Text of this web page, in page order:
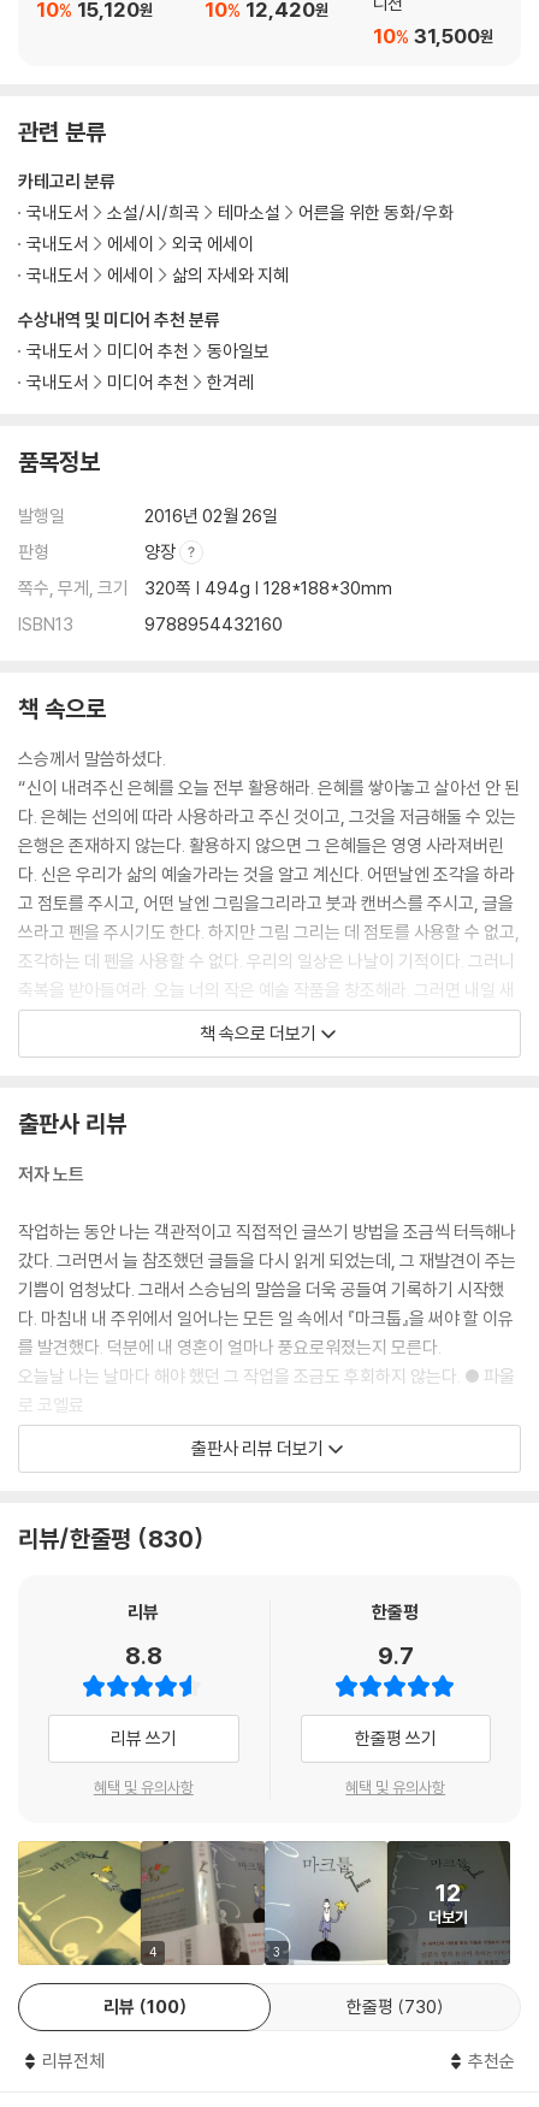
15,120원
10% 12,420원
10%
31,500원
10%
관련 분류
수상내역 및 미디어 추천 분류
국내도서
미디어 추천
동아일보
국내도서
미디어 추천 한겨레
카테고리 분류
국내도서
소설/시/희곡 테마소설
어른을 위한 동화/우화
국내도서
에세이
외국 에세이
국내도서
에세이 삶의 자세와 지혜
품목정보
발행일
2016년 02월 26일
판형
양장
쪽수, 무게, 크기
320쪽 | 494g | 128*188*30mm
ISBN13
9788954432160
책 속으로
스승께서 말씀하셨다.
“신이 내려주신 은혜를 오늘 전부 활용해라. 은혜를 쌓아놓고 살아선 안 된
다. 은혜는 선의에 따라 사용하라고 주신 것이고, 그것을 저금해둘 수 있는
은행은 존재하지 않는다. 활용하지 않으면 그 은혜들은 영영 사라져버린
다. 신은 우리가 삶의 예술가라는 것을 알고 계신다. 어떤날엔 조각을 하라
고 점토를 주시고, 어떤 날엔 그림을그리라고 붓과 캔버스를 주시고, 글을
쓰라고 펜을 주시기도 한다. 하지만 그림 그리는 데 점토를 사용할 수 없고,
조각하는 데 펜을 사용할 수 없다. 우리의 일상은 나날이 기적이다. 그러니
축복을 받아들여라. 오늘 너의 작은 예술 작품을 창조해라. 그러면 내일 새
로운 축복을 받을 것이다.”
행자는 물속에 뛰어드는 것이 죽을 만큼 무서워서 항상 줄 맨 끝에 가서 섰
고, 다른 아이들이 물속으로 뛰어들때마다 곧 차례가 돌아올 것이라는 생
로 첫 번째로 뛰어내리게 했다. 그랬더니 두려움이 완전히 사라지지는 않
았지만, 상황이 빠르게 지나가는 바람에 용기를 낼 수 있었다.
스승께서 말씀하셨다.
“살다 보면 여유를 가져야 할 때가 많다. 그러나 가끔은 소매를 걷어붙이고
상황과 대면해야 한다. 그럴 때 행동을 나중으로 미루는 것보다 더 나쁜 것
은 없다.”
스승께서 말씀하셨다.
“너희가 꿈의 길을 가고 있다면 그 길에 온전히 몸을바쳐라. 빠져나갈 문을
마련해놓지 마라. 이를테면 이런 변명 말이다. ‘이건 내가 원했던 것이 아니
할 때도 그 길을 스스로 감당해라. 현재의 가능성을 받아들인다면, 앞으로
하지 마라. 특히 스스로 부족하다고 여기고 주눅들지 마라. 너희가 잠 못 이
루는 밤에 신께서 너희와 함께 계실 것이다. 신의 사랑이 너희가 남몰래 흘
리는 눈물을 닦아줄 것이다. 신은 용감한 자들 편이다.”
일관되게 행동하려고 애쓰지 마라. 성 바울도 “세상의 지혜가 하느님이 보
시기에는 어리석다”라고 말하지 않았는가.일관되게 행동한다는 것은 언제
나 양말과 잘 어울리는 넥타이를 매는 것, 내일도 오늘과 같은 의견을 가지
끼치지 않는 한 너희는 때때로 의견을 바꿀 수 있고, 부끄러움 없이 모순되
는 말을 할 수도 있다. 너희는 그럴 권리가 있다. 다른 사람들이 어떻게 생
각하는가 하는 것은 별로 중요하지 않다. 그들은 결국 자기 마음대로 생각
할 것이기 때문이다. 그러니 마음을 편히 가져라. 세상이 너희 주변에서 움
직이도록 내버려두고, 스스로에게 놀라움을 느끼는 기쁨을 누려라. 성 바
울은 “하느님은 현자들을 부끄럽게 하기 위해 세상의 어리석은 자들을선
택하셨다”라고 말했다.
책 속으로 더보기
출판사 리뷰
저자 노트
작업하는 동안 나는 객관적이고 직접적인 글쓰기 방법을 조금씩 터득해나
갔다. 그러면서 늘 참조했던 글들을 다시 읽게 되었는데, 그 재발견이 주는
기쁨이 엄청났다. 그래서 스승님의 말씀을 더욱 공들여 기록하기 시작했
다. 마침내 내 주위에서 일어나는 모든 일 속에서 『마크툽』을 써야 할 이유
를 발견했다. 덕분에 내 영혼이 얼마나 풍요로워졌는지 모른다.
오늘날 나는 날마다 해야 했던 그 작업을 조금도 후회하지 않는다. ● 파울
로 코엘료
므로 용기가 동반되지 않는 희망은 무의미한 외침에 불과합니다. 사람은
과 동반할 때 더 큰 힘을 발휘하는 법입니다. 두렵지만 당당히 맞서는 것.
음을 다스리는 데서 시작합니다. 그 출발이 바로 사색과 통찰이고 좋은 작
가와 지도자는 그 출발점을 응원하는 ‘희망’의 메시지를 전하는 사람입니
다. 파울로 코엘료는 『마크툽』에서 능숙한 직조공처럼 질 좋은 씨줄과 날
줄을 엮어 희망과 용기의 메시지를 전하고 있습니다. (…)
파울로 코엘료는 이번 책에서 남미와 유럽뿐 아니라 동양과 서양의 고전
간』이 개인 삶을 위한 통찰이 주 내용이었다면 『마크툽』은 사회적으로 재
해석할 수 있는 내용들을 많이 담고 있습니다. 여러 가지 상황과 사례들이
우리가 겪고 있는 그것과 크게 다르지 않아 더 많이 공감됩니다. (…)
사람은 나이가 들면서 어린 시절의 현인들을 잊은 채 진정으로 의미 있는
것들을 놓치고 사는 경우가 많습니다. 파울로 코엘료의 『마크툽』을 통해
진정으로 의미 있는 삶의 가치를 되새기고 어려움 속에서도 희망과 용기가
함께하는 영성이 넘치는 새 날들 만드시길 바랍니다. ● 황중환
옮긴이의 말 - 최정수
출판사 리뷰 더보기
리뷰/한줄평 830
리뷰
8.8
리뷰 쓰기
혜택 및 유의사항
한줄평
9.7
한줄평 쓰기
혜택 및 유의사항
4 3
12
더보기
리뷰 100 한줄평 730
리뷰전체 추천순